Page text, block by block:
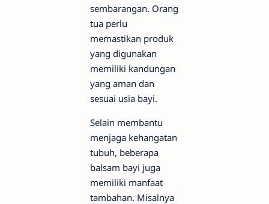
sembarangan. Orang
tua perlu
memastikan produk
yang digunakan
memiliki kandungan
yang aman dan
sesuai usia bayi.
Selain membantu
menjaga kehangatan
tubuh, beberapa
balsam bayi juga
memiliki manfaat
tambahan. Misalnya